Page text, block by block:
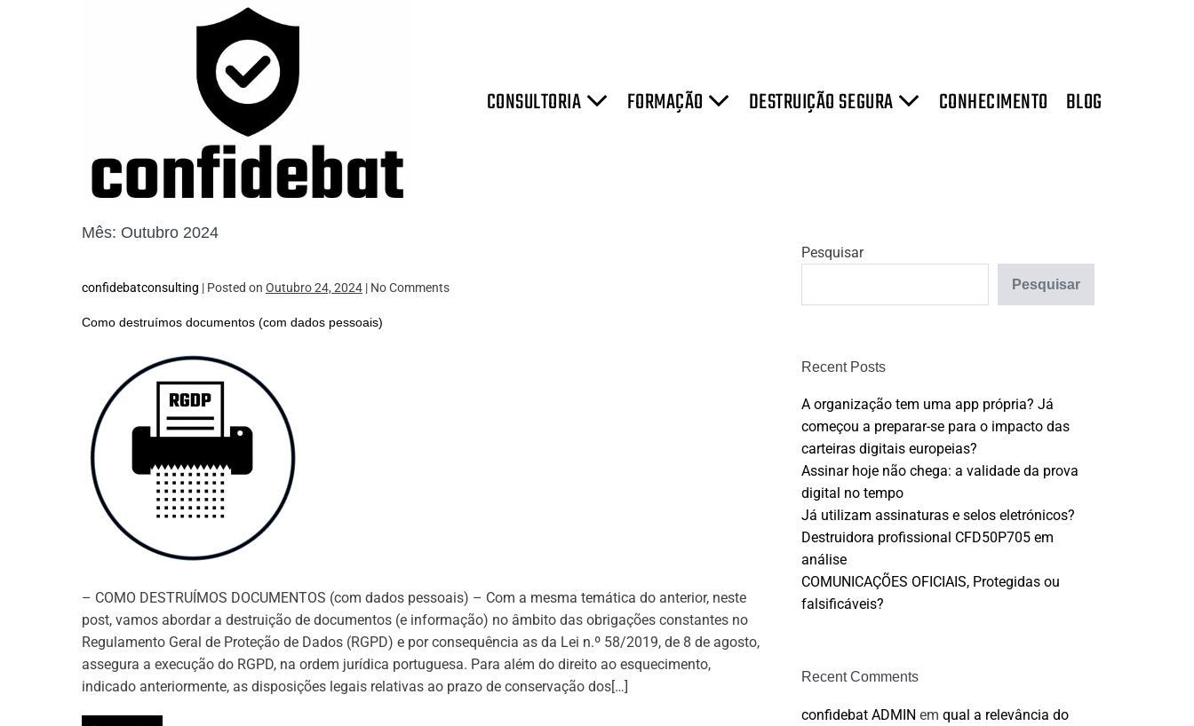
CONSULTORIA FORMAÇÃO DESTRUIÇÃO SEGURA CONHECIMENTO BLOG
Mês: Outubro 2024
confidebatconsulting | Posted on Outubro 24, 2024 | NoComments
Como destruímos documentos (com dados pessoais)
destruímos
documentos
(com
dados
pessoais)
– COMO DESTRUÍMOS DOCUMENTOS (com dados pessoais) – Com a mesma temática do anterior, neste
post, vamos abordar a destruição de documentos (e informação) no âmbito das obrigações constantes no
Regulamento Geral de Proteção de Dados (RGPD) e por consequência as da Lei n.º 58/2019, de 8 de agosto,
assegura a execução do RGPD, na ordem jurídica portuguesa. Para além do direito ao esquecimento,
indicado anteriormente, as disposições legais relativas ao prazo de conservação dos[…]
Pesquisar
Pesquisar
Recent Posts
A organização tem uma app própria? Já
começou a preparar-se para o impacto das
carteiras digitais europeias?
Assinar hoje não chega: a validade da prova
digital no tempo
Já utilizam assinaturas e selos eletrónicos?
Destruidora profissional CFD50P705 em
análise
COMUNICAÇÕES OFICIAIS, Protegidas ou
falsificáveis?
Recent Comments
confidebat ADMIN em qual a relevância do